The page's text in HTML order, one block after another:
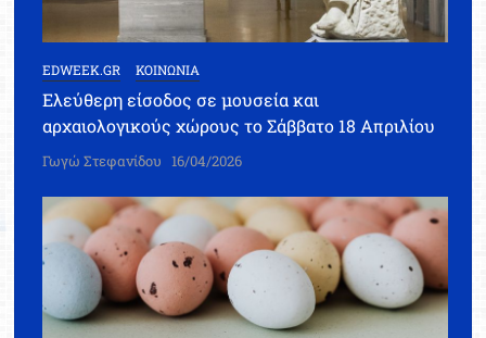
EDWEEK.GR ΚΟΙΝΩΝΙΑ
Ελεύθερη είσοδος σε μουσεία και
αρχαιολογικούς χώρους το Σάββατο 18 Απριλίου
Γωγώ Στεφανίδου 16/04/2026